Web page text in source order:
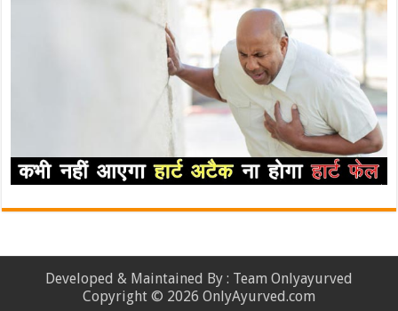
Developed & Maintained By : Team Onlyayurved
Copyright © 2026 OnlyAyurved.com